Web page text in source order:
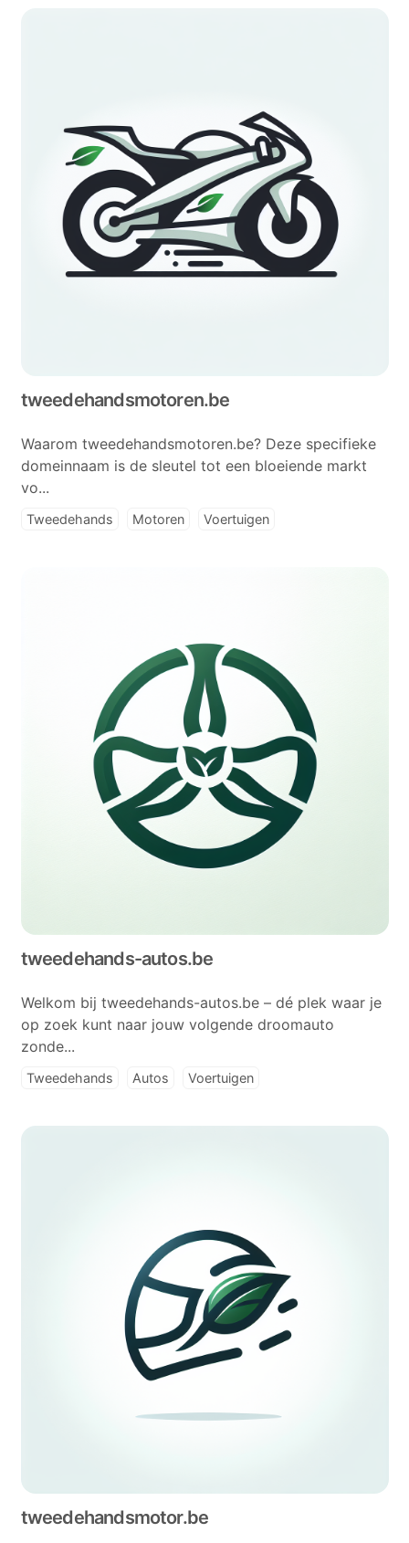
tweedehandsmotoren.be
Waarom tweedehandsmotoren.be? Deze specifieke
domeinnaam is de sleutel tot een bloeiende markt
vo...
Tweedehands Motoren Voertuigen
tweedehands-autos.be
Welkom bij tweedehands-autos.be – dé plek waar je
op zoek kunt naar jouw volgende droomauto
zonde...
Tweedehands Autos Voertuigen
tweedehandsmotor.be